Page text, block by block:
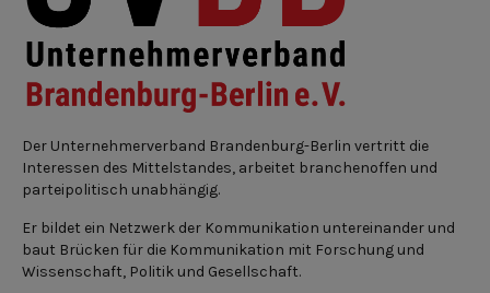
Der Unternehmerverband Brandenburg-Berlin vertritt die
Interessen des Mittelstandes, arbeitet branchenoffen und
parteipolitisch unabhängig.
Er bildet ein Netzwerk der Kommunikation untereinander und
baut Brücken für die Kommunikation mit Forschung und
Wissenschaft, Politik und Gesellschaft.